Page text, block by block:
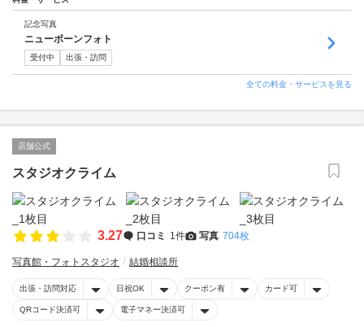
記念写真
ニューボーンフォト
受付中 出張・訪問
全ての料金・サービスを見る
店舗公式
スタジオクライム
3.27 口コミ 1件 写真 704枚
写真館・フォトスタジオ 結婚相談所
出張・訪問対応 日祝OK クーポン有 カード可
QRコード決済可 電子マネー決済可